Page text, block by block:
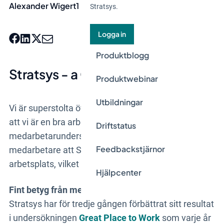
Stratsys.
Logga in
Produktblogg
Produktwebinar
Utbildningar
Driftstatus
Feedbackstjärnor
Hjälpcenter
Alexander Wigert1 min
Stratsys - a Great Place to Work
Vi är superstolta över att våra medarbetare tycker
att vi är en bra arbetsplats. I årets
medarbetarundersökning tycker hela 97 % av alla
medarbetare att Stratsys är en mycket bra
arbetsplats, vilket känns fantastiskt roligt.
Fint betyg från medarbetarna
Stratsys har för tredje gången förbättrat sitt resultat
i undersökningen Great Place to Worksom varje år